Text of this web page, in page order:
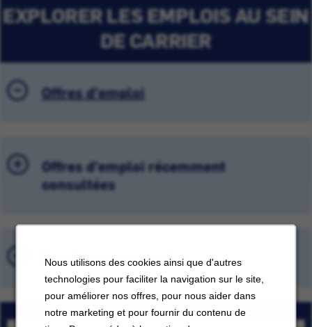
Nous utilisons des cookies ainsi que d'autres
technologies pour faciliter la navigation sur le site,
pour améliorer nos offres, pour nous aider dans
notre marketing et pour fournir du contenu de
EXPLORER LES EMPLOIS AU SEIN
DE CARRIER
Offres d'emploi
Offres d'emploi récemment
consultées
Emplois sauvegardés